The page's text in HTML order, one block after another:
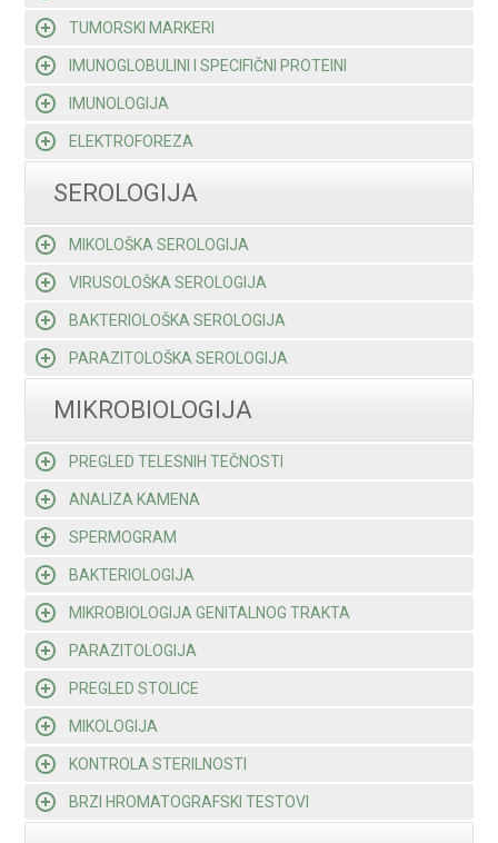
TUMORSKI MARKERI
IMUNOGLOBULINI I SPECIFIČNI PROTEINI
IMUNOLOGIJA
ELEKTROFOREZA
SEROLOGIJA
MIKOLOŠKA SEROLOGIJA
VIRUSOLOŠKA SEROLOGIJA
BAKTERIOLOŠKA SEROLOGIJA
PARAZITOLOŠKA SEROLOGIJA
MIKROBIOLOGIJA
PREGLED TELESNIH TEČNOSTI
ANALIZA KAMENA
SPERMOGRAM
BAKTERIOLOGIJA
MIKROBIOLOGIJA GENITALNOG TRAKTA
PARAZITOLOGIJA
PREGLED STOLICE
MIKOLOGIJA
KONTROLA STERILNOSTI
BRZI HROMATOGRAFSKI TESTOVI